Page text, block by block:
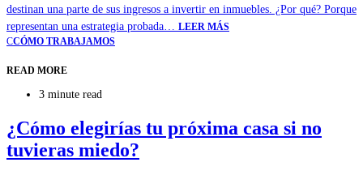
destinan una parte de sus ingresos a invertir en inmuebles. ¿Por qué? Porque
representan una estrategia probada… LEER MÁS
CCÓMO TRABAJAMOS
READ MORE
3 minute read
¿Cómo elegirías tu próxima casa si no
tuvieras miedo?